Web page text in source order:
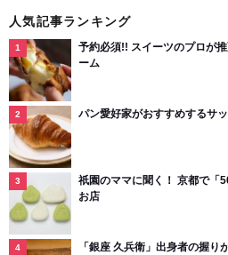
人気記事ランキング
予約必須!! スイーツのプロが
ーム
パン愛好家がおすすめするサ
祇園のママに聞く！ 京都で「
お店
「銀座 久兵衛」出身者の握